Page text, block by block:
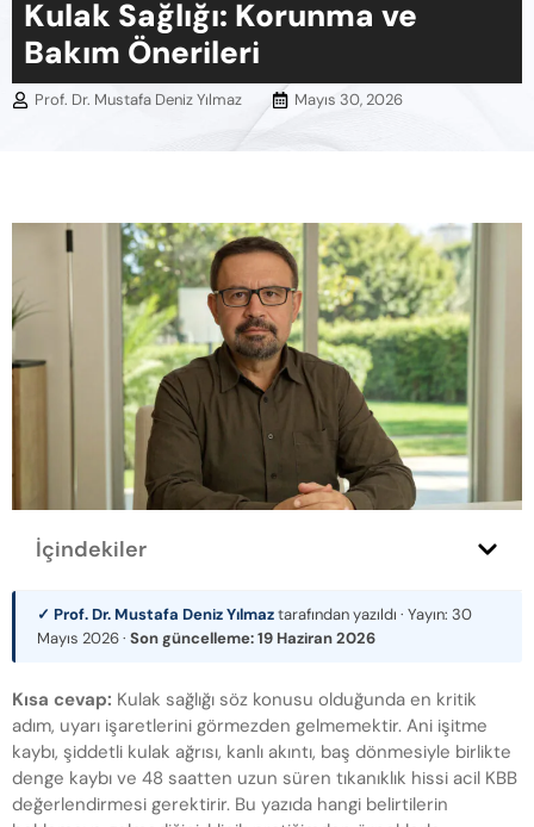
Kulak Sağlığı: Korunma ve
Bakım Önerileri
Prof. Dr. Mustafa Deniz Yılmaz Mayıs 30, 2026
İçindekiler
✓ Prof. Dr. Mustafa Deniz Yılmaztarafından yazıldı · Yayın: 30
Mayıs 2026· Son güncelleme:19 Haziran 2026
Kısa cevap: Kulak sağlığı söz konusu olduğunda en kritik
adım, uyarı işaretlerini görmezden gelmemektir. Ani işitme
kaybı, şiddetli kulak ağrısı, kanlı akıntı, baş dönmesiyle birlikte
denge kaybı ve 48 saatten uzun süren tıkanıklık hissi acil KBB
değerlendirmesi gerektirir. Bu yazıda hangi belirtilerin